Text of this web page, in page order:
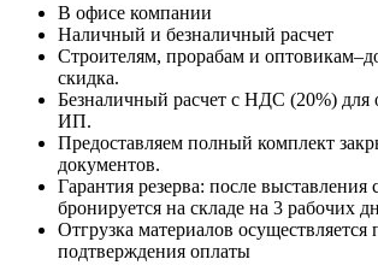
В офисе компании
Наличный и безналичный расчет
Строителям, прорабам и
скидка.
Безналичный расчет с НДС (20%) для
ИП.
Предоставляем полный комплект
документов.
Гарантия резерва: после выставления
бронируется на складе на 3 рабочих
Отгрузка материалов осуществляется
подтверждения оплаты